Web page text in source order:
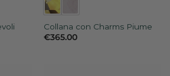
Collana con Charms Piume
€365.00